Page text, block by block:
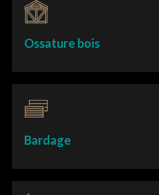
Ossature bois
Bardage